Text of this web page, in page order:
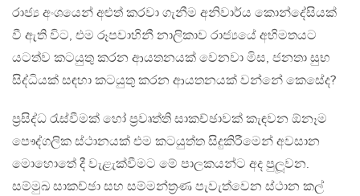
රාජ්‍ය අංශයෙන් අළුත් කරවා ගැනීම අනිවාර්ය කොන්දේසියක්
වී ඇති විට, එම රූපවාහිනී නාලිකාව රාජ්‍යයේ අභිමතයට
යටත්ව කටයුතු කරන ආයතනයක් වෙනවා මිස, ජනතා සුභ
සිද්ධියක් සඳහා කටයුතු කරන ආයතනයක් වන්නේ කෙසේද?
ප‍්‍රසිද්ධ රැස්වීමක් හෝ ප‍්‍රවෘත්ති සාකච්ඡාවක් කැඳවන ඕනෑම
පෞද්ගලික ස්ථානයක් එම කටයුත්ත සිදුකිරීමෙන් අවසාන
මොහොතේ දී වැළැක්වීමට මේ පාලකයන්ට අද පුලූවන.
සම්මුඛ සාකච්ඡා සහ සම්මන්ත‍්‍රණ පැවැත්වෙන ස්ථාන කල්